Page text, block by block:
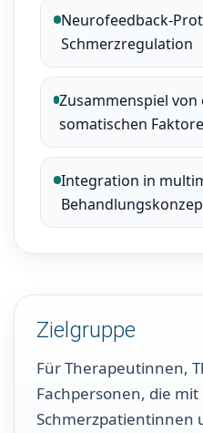
Neurofeedback-
Schmerzregulation
Zusammenspiel
somatischen
Integration in
Zielgruppe
Für Therapeutinnen,
Fachpersonen, die
Schmerzpatientinnen